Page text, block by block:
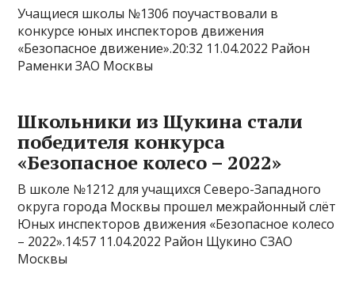
Учащиеся школы №1306 поучаствовали в
конкурсе юных инспекторов движения
«Безопасное движение».20:32 11.04.2022 Район
Раменки ЗАО Москвы
Школьники из Щукина стали
победителя конкурса
«Безопасное колесо – 2022»
В школе №1212 для учащихся Северо-Западного
округа города Москвы прошел межрайонный слёт
Юных инспекторов движения «Безопасное колесо
– 2022».14:57 11.04.2022 Район Щукино СЗАО
Москвы